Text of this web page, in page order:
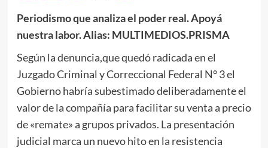
Periodismo que analiza el poder real. Apoyá
nuestra labor. Alias: MULTIMEDIOS.PRISMA
Según la denuncia,que quedó radicada en el
Juzgado Criminal y Correccional Federal N° 3 el
Gobierno habría subestimado deliberadamente el
valor de la compañía para facilitar su venta a precio
de «remate» a grupos privados. La presentación
judicial marca un nuevo hito en la resistencia